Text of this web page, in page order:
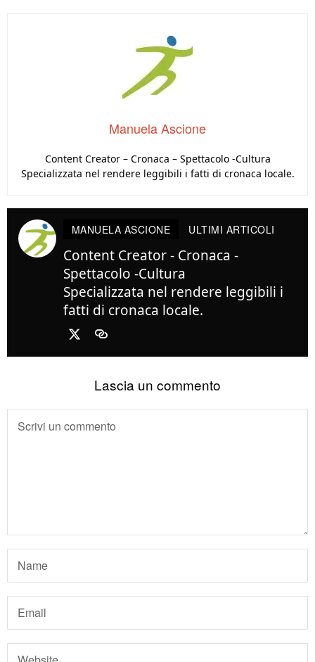
Manuela Ascione
Content Creator – Cronaca – Spettacolo -Cultura
Specializzata nel rendere leggibili i fatti di cronaca locale.
MANUELA ASCIONE ULTIMI ARTICOLI
Content Creator - Cronaca -
Spettacolo -Cultura
Specializzata nel rendere leggibili i
fatti di cronaca locale.
Lascia un commento